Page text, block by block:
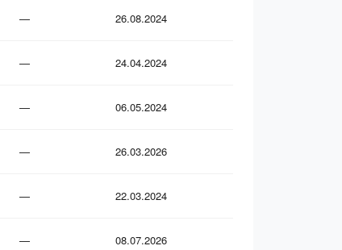
— 26.08.2024
— 24.04.2024
— 06.05.2024
— 26.03.2026
— 22.03.2024
— 08.07.2026